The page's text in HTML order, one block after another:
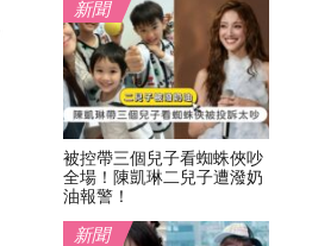
新聞
被控帶三個兒子看蜘蛛俠吵
全場！陳凱琳二兒子遭潑奶
油報警！
新聞